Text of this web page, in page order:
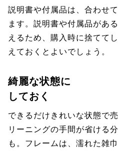
説明書や付属品は、合わせ
ます。説明書や付属品があ
えるため、購入時に捨てて
えておくとよいでしょう。
綺麗な状態に
しておく
できるだけきれいな状態で
リーニングの手間が省ける
も。フレームは、濡れた雑